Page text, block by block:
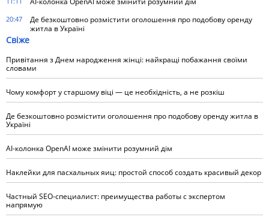
20:47
Де безкоштовно розмістити оголошення про подобову оренду
житла в Україні
Свіже
Привітання з Днем народження жінці: найкращі побажання своїми
словами
Чому комфорт у старшому віці — це необхідність, а не розкіш
Де безкоштовно розмістити оголошення про подобову оренду житла в
Україні
AI-колонка OpenAI може змінити розумний дім
Наклейки для пасхальных яиц: простой способ создать красивый декор
Частный SEO-специалист: преимущества работы с экспертом
напрямую